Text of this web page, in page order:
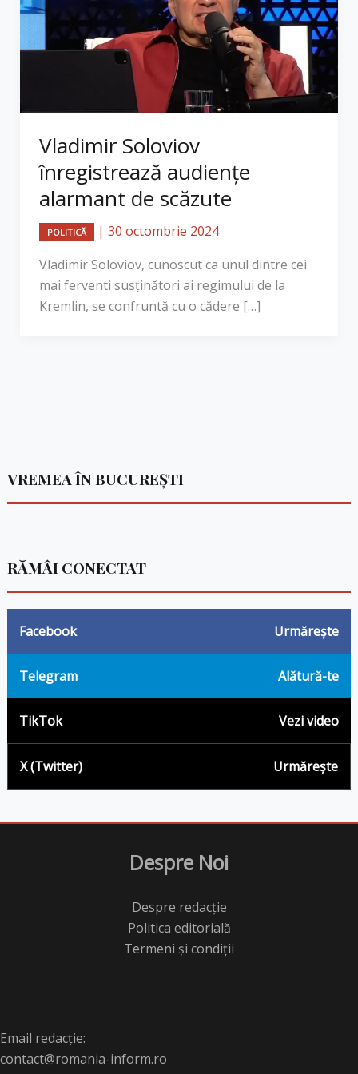
Vladimir Soloviov
înregistrează audiențe
alarmant de scăzute
POLITICĂ | 30 octombrie 2024
Vladimir Soloviov, cunoscut ca unul dintre cei
mai ferventi susținători ai regimului de la
Kremlin, se confruntă cu o cădere […]
VREMEA ÎN BUCUREȘTI
RĂMÂI CONECTAT
Facebook Urmărește
Telegram Alătură-te
TikTok Vezi video
X (Twitter) Urmărește
Despre Noi
Despre redacție
Politica editorială
Termeni și condiții
Email redacție:
contact@romania-inform.ro